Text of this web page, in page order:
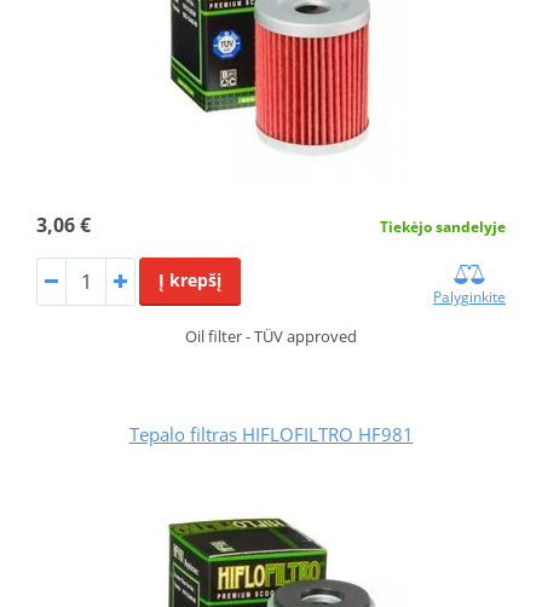
3,06 € Tiekėjo sandelyje
Į krepšį
Palyginkite
Oil filter - TÜV approved
Tepalo filtras HIFLOFILTRO HF981